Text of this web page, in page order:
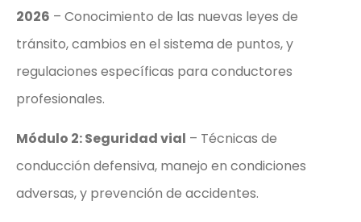
2026 – Conocimiento de las nuevas leyes de
tránsito, cambios en el sistema de puntos, y
regulaciones específicas para conductores
profesionales.
Módulo 2: Seguridad vial – Técnicas de
conducción defensiva, manejo en condiciones
adversas, y prevención de accidentes.